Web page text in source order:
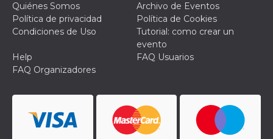
Quiénes Somos
Archivo de Eventos
Política de privacidad
Política de Cookies
Condiciones de Uso
Tutorial: como crear un
evento
Help
FAQ Usuarios
FAQ Organizadores